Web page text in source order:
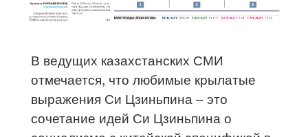
В ведущих казахстанских СМИ
отмечается, что любимые крылатые
выражения Си Цзиньпина – это
сочетание идей Си Цзиньпина о